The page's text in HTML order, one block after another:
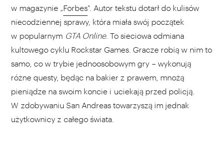
w magazynie „Forbes". Autor tekstu dotarł do kulisów
niecodziennej sprawy, która miała swój początek
w popularnym GTA Online. To sieciowa odmiana
kultowego cyklu Rockstar Games. Gracze robią w nim to
samo, co w trybie jednoosobowym gry – wykonują
różne questy, będąc na bakier z prawem, mnożą
pieniądze na swoim koncie i uciekają przed policją.
W zdobywaniu San Andreas towarzyszą im jednak
użytkownicy z całego świata.